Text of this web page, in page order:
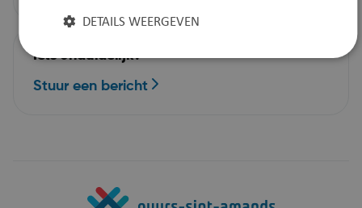
Iets onduidelijk?
Stuur een bericht
DETAILS WEERGEVEN
Strikt noodzakelijk
noodzakelijke cookies.